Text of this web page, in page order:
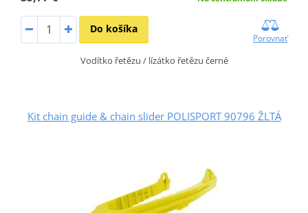
Do košíka
Porovnať
Vodítko řetězu / lízátko řetězu černé
Kit chain guide & chain slider POLISPORT 90796 ŽLTÁ